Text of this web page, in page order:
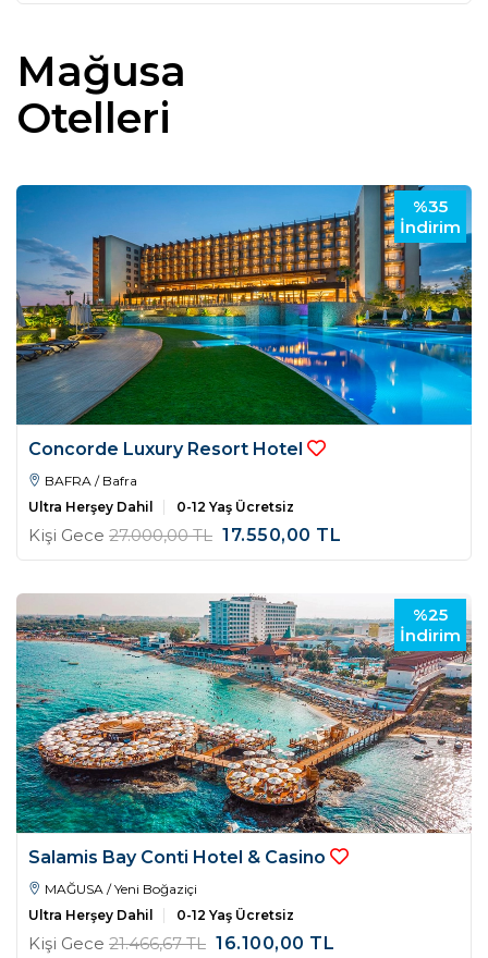
Mağusa
Otelleri
%35
İndirim
Concorde Luxury Resort Hotel
BAFRA / Bafra
Ultra Herşey Dahil
0-12 Yaş Ücretsiz
Kişi Gece 27.000,00TL 17.550,00 TL
%25
İndirim
Salamis Bay Conti Hotel & Casino
MAĞUSA / Yeni Boğaziçi
Ultra Herşey Dahil
0-12 Yaş Ücretsiz
Kişi Gece 21.466,67TL 16.100,00 TL